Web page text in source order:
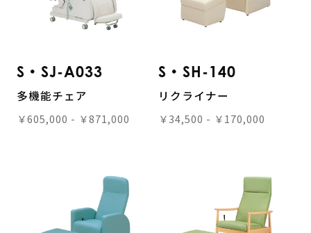
S・SJ-A033
多機能チェア
￥605,000 - ￥871,000
S・SH-140
リクライナー
￥34,500 - ￥170,000